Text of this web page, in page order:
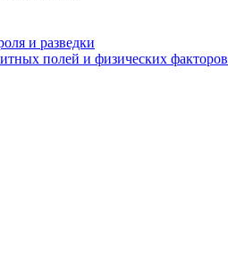
и разведки
полей и физических факторов